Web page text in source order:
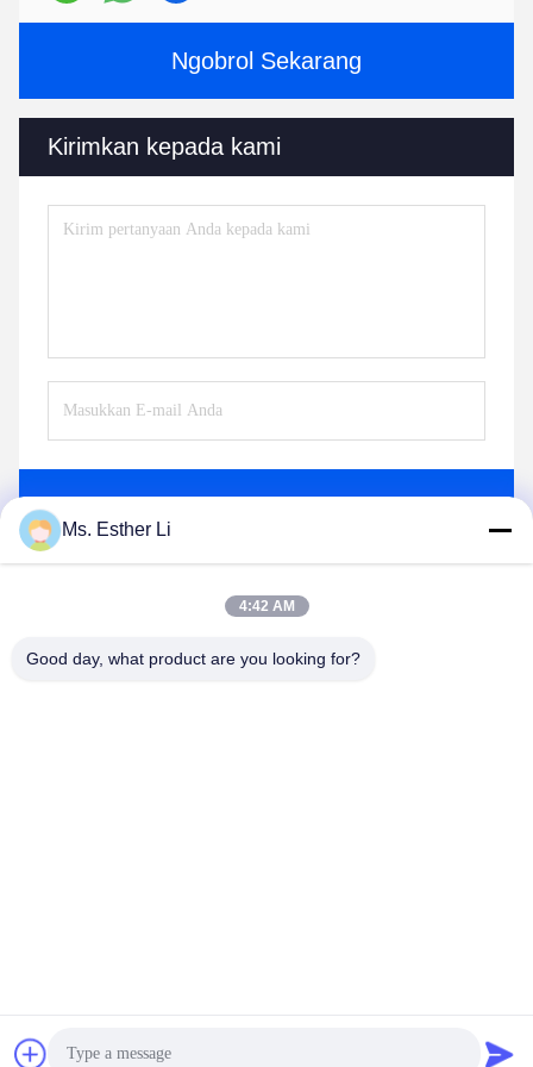
Ngobrol Sekarang
Kirimkan kepada kami
Mechanical And Electrical Co., Ltd. . Seluruh hak cipta.
Ms. Esther Li
4:42 AM
Good day, what product are you looking for?